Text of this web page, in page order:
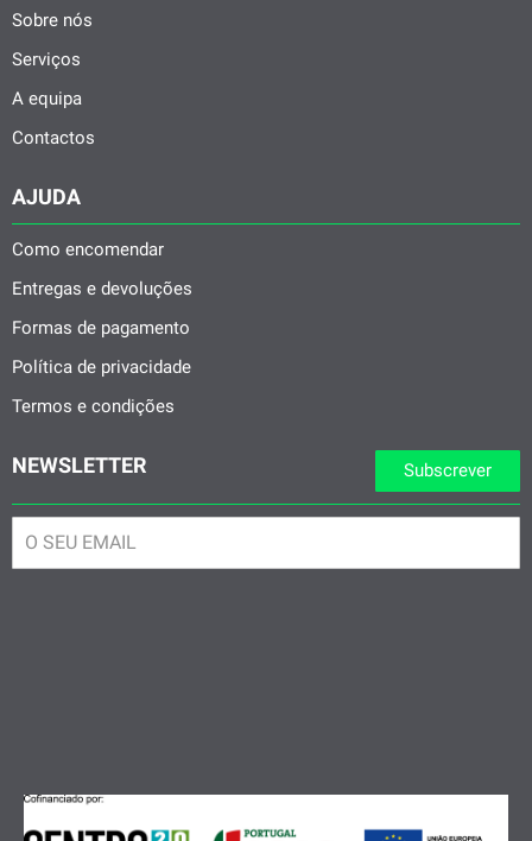
Sobre nós
Serviços
A equipa
Contactos
AJUDA
Como encomendar
Entregas e devoluções
Formas de pagamento
Política de privacidade
Termos e condições
Subscrever
NEWSLETTER